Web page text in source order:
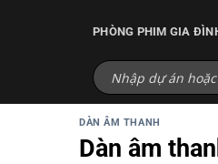
PHÒNG PHIM GIA
DÀN ÂM THANH
Dàn âm